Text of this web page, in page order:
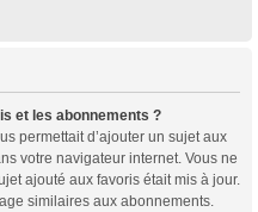
et les abonnements ?
permettait d’ajouter un sujet aux
votre navigateur internet. Vous ne
ajouté aux favoris était mis à jour.
similaires aux abonnements.